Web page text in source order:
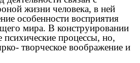
жизни человека, в ней
особенности восприятия
мира. В конструировании
процессы, но,
творческое воображение и